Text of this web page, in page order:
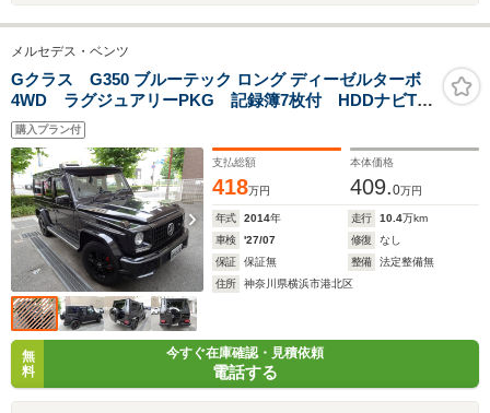
メルセデス・ベンツ
Gクラス G350 ブルーテック ロング ディーゼルターボ
4WD ラグジュアリーPKG 記録簿7枚付 HDDナビTV
ワイドモニター Bカメラ 前後ドラレコ ACC サンルー
フ 黒革ヒーター ワイドフェンダー パナメリカーナグリ
ル ルーフスポイラー オレンジキャリパー トランクボ
ード
購入プラン付
支払総額
418万円
本体価格
409.0万円
年式 2014年 走行 10.4万km
車検
'27/07 修復
なし
保証
保証無 整備
法定整備無
住所
神奈川県横浜市港北区
無
料
今すぐ在庫確認・見積依頼
電話する